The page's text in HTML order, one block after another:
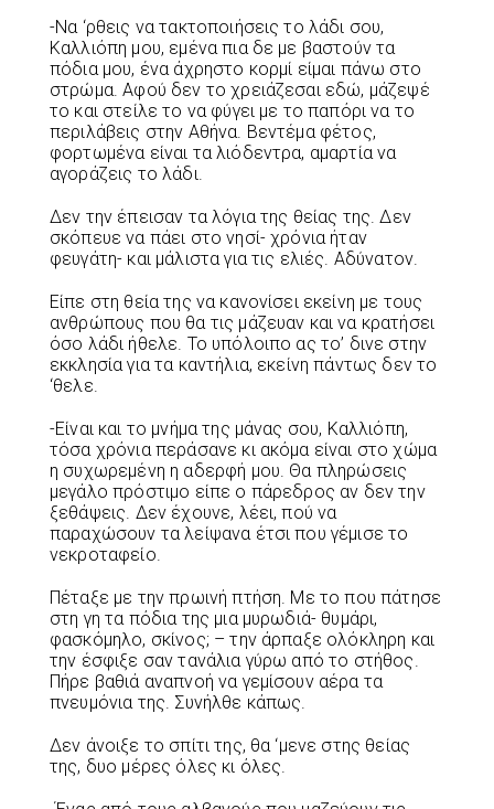
-Να ‘ρθεις να τακτοποιήσεις το λάδι σου,
Καλλιόπη μου, εμένα πια δε με βαστούν τα
πόδια μου, ένα άχρηστο κορμί είμαι πάνω στο
στρώμα. Αφού δεν το χρειάζεσαι εδώ, μάζεψέ
το και στείλε το να φύγει με το παπόρι να το
περιλάβεις στην Αθήνα. Βεντέμα φέτος,
φορτωμένα είναι τα λιόδεντρα, αμαρτία να
αγοράζεις το λάδι.
Δεν την έπεισαν τα λόγια της θείας της. Δεν
σκόπευε να πάει στο νησί- χρόνια ήταν
φευγάτη- και μάλιστα για τις ελιές. Αδύνατον.
Είπε στη θεία της να κανονίσει εκείνη με τους
ανθρώπους που θα τις μάζευαν και να κρατήσει
όσο λάδι ήθελε. Το υπόλοιπο ας το’ δινε στην
εκκλησία για τα καντήλια, εκείνη πάντως δεν το
‘θελε.
-Είναι και το μνήμα της μάνας σου, Καλλιόπη,
τόσα χρόνια περάσανε κι ακόμα είναι στο χώμα
η συχωρεμένη η αδερφή μου. Θα πληρώσεις
μεγάλο πρόστιμο είπε ο πάρεδρος αν δεν την
ξεθάψεις. Δεν έχουνε, λέει, πού να
παραχώσουν τα λείψανα έτσι που γέμισε το
νεκροταφείο.
Πέταξε με την πρωινή πτήση. Με το που πάτησε
στη γη τα πόδια της μια μυρωδιά- θυμάρι,
φασκόμηλο, σκίνος; – την άρπαξε ολόκληρη και
την έσφιξε σαν τανάλια γύρω από το στήθος.
Πήρε βαθιά αναπνοή να γεμίσουν αέρα τα
πνευμόνια της. Συνήλθε κάπως.
Δεν άνοιξε το σπίτι της, θα ‘μενε στης θείας
της, δυο μέρες όλες κι όλες.